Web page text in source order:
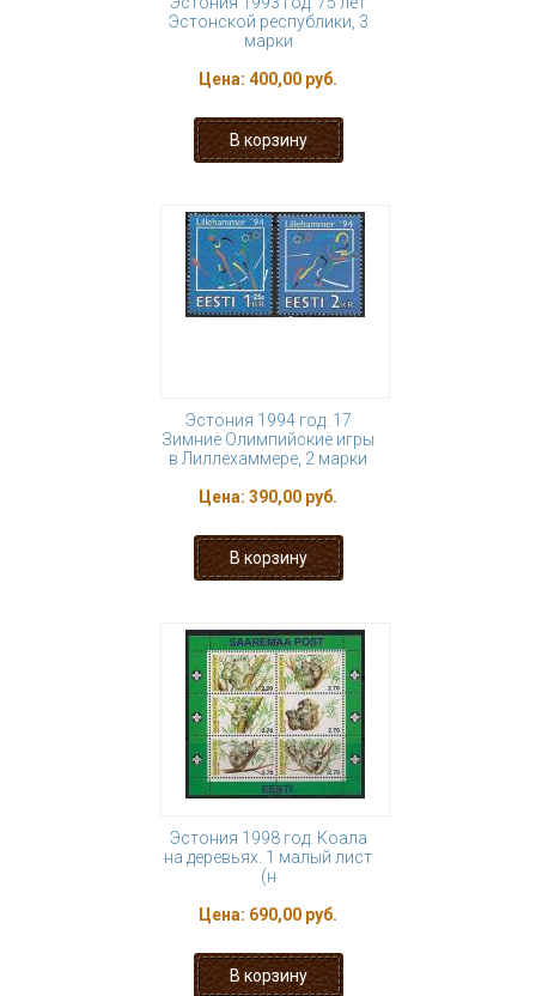
Эстонской республики, 3
марки
Цена: 400,00 руб.
Эстония 1994 год. 17
Зимние Олимпийские игры
в Лиллехаммере, 2 марки
Цена: 390,00 руб.
Эстония 1998 год. Коала
на деревьях. 1 малый лист
(н
Цена: 690,00 руб.